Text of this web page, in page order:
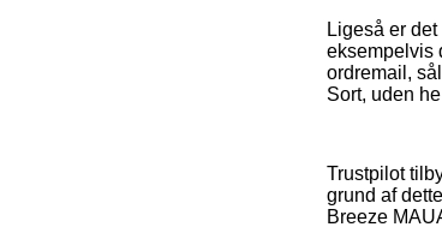
Ligeså er
eksempelvis
ordremail,
Sort, uden
Trustpilot
grund af
Breeze